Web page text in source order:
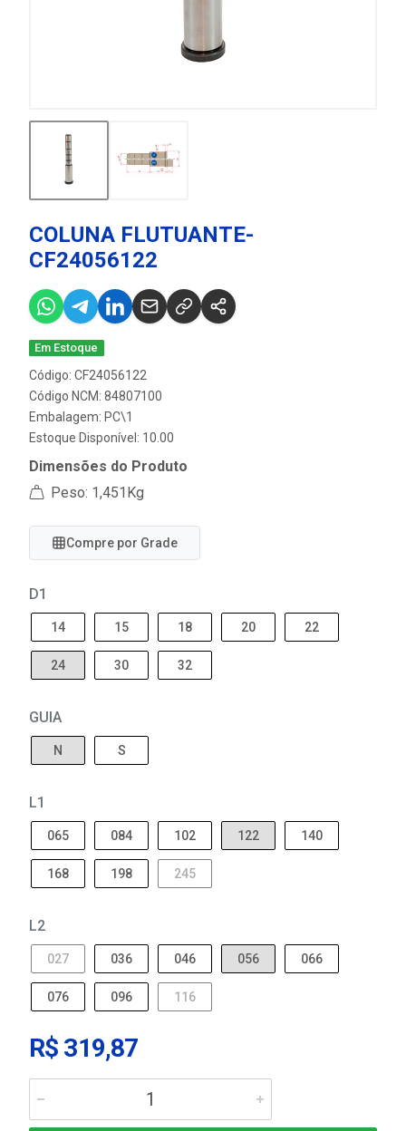
COLUNA FLUTUANTE-
CF24056122
Em Estoque
Código: CF24056122
Código NCM: 84807100
Embalagem: PC\1
Estoque Disponível: 10.00
Dimensões do Produto
Peso: 1,451Kg
Compre por Grade
D1
14 15 18 20 22
24 30 32
GUIA
N S
L1
065 084 102 122 140
168 198 245
L2
027 036 046 056 066
076 096 116
R$ 319,87